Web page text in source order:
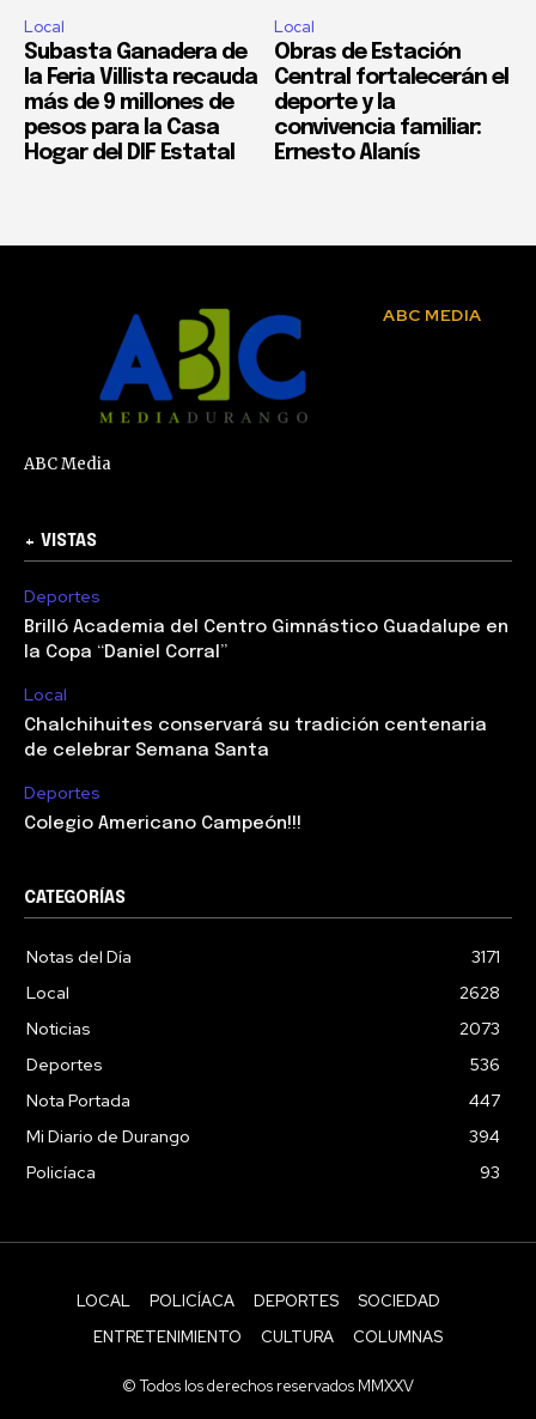
Local
Subasta Ganadera de
la Feria Villista recauda
más de 9 millones de
pesos para la Casa
Hogar del DIF Estatal
Local
Obras de Estación
Central fortalecerán el
deporte y la
convivencia familiar:
Ernesto Alanís
ABC MEDIA
ABC Media
+ VISTAS
Deportes
Brilló Academia del Centro Gimnástico Guadalupe en
la Copa “Daniel Corral”
Local
Chalchihuites conservará su tradición centenaria
de celebrar Semana Santa
Deportes
Colegio Americano Campeón!!!
CATEGORÍAS
Notas del Día
3171
Local
2628
Noticias
2073
Deportes
536
Nota Portada
447
Mi Diario de Durango
394
Policíaca
93
LOCAL POLICÍACA DEPORTES
SOCIEDAD
ENTRETENIMIENTO
CULTURA COLUMNAS
© Todos los derechos reservados MMXXV